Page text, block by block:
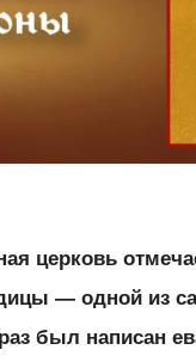
церковь
— одной из
был написан